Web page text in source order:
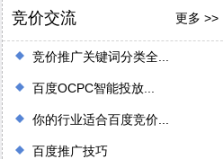
竞价交流 更多 >>
竞价推广关键词分类全...
百度OCPC智能投放...
你的行业适合百度竞价...
百度推广技巧